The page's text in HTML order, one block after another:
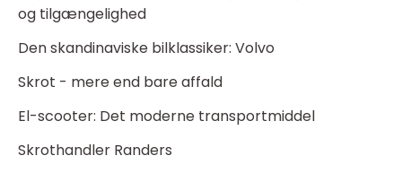
og tilgængelighed
Den skandinaviske bilklassiker: Volvo
Skrot - mere end bare affald
El-scooter: Det moderne transportmiddel
Skrothandler Randers